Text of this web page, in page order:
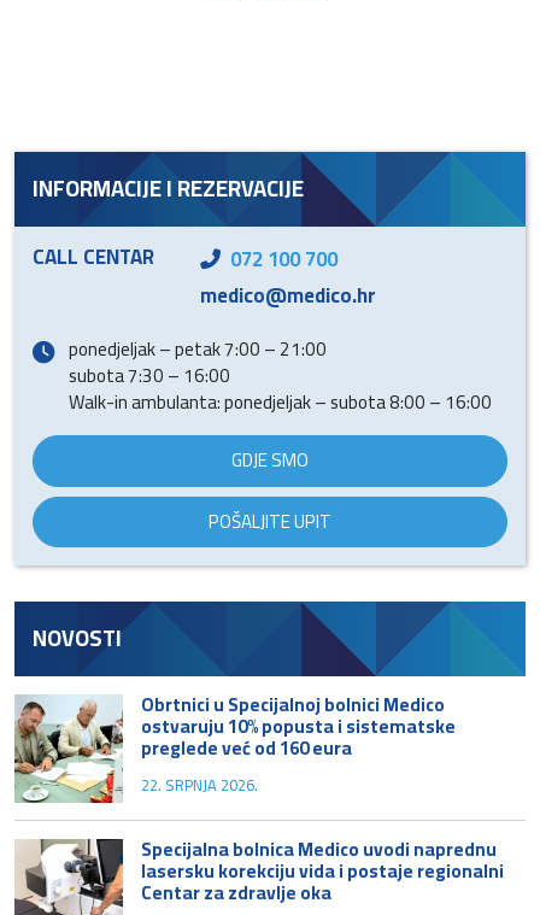
INFORMACIJE I REZERVACIJE
CALL CENTAR
072 100 700
medico@medico.hr
ponedjeljak – petak 7:00 – 21:00
subota 7:30 – 16:00
Walk-in ambulanta: ponedjeljak – subota 8:00 – 16:00
GDJE SMO
POŠALJITE UPIT
NOVOSTI
Obrtnici u Specijalnoj bolnici Medico
ostvaruju 10% popusta i sistematske
preglede već od 160 eura
22. SRPNJA 2026.
Specijalna bolnica Medico uvodi naprednu
lasersku korekciju vida i postaje regionalni
Centar za zdravlje oka